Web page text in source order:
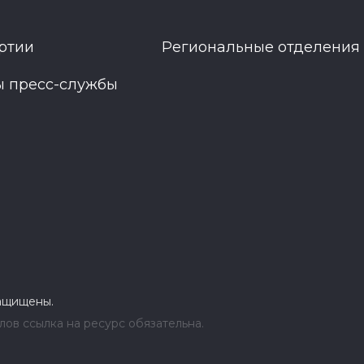
Региональные отделения
пресс-службы
ссылка на ресурс обязательна.